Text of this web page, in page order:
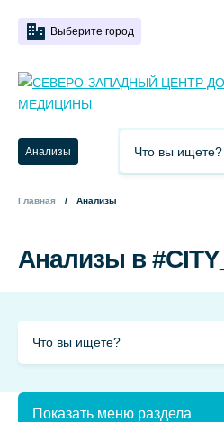
Выберите город
Анализы
Главная Анализы
Анализы в
Показать меню раздела